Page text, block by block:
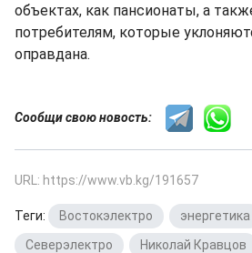
объектах, как пансионаты, а
потребителям, которые
оправдана.
Сообщи свою новость:
URL: https://www.vb.kg/191657
Теги: Востокэлектро энергетика
Северэлектро
Николай Кравцов